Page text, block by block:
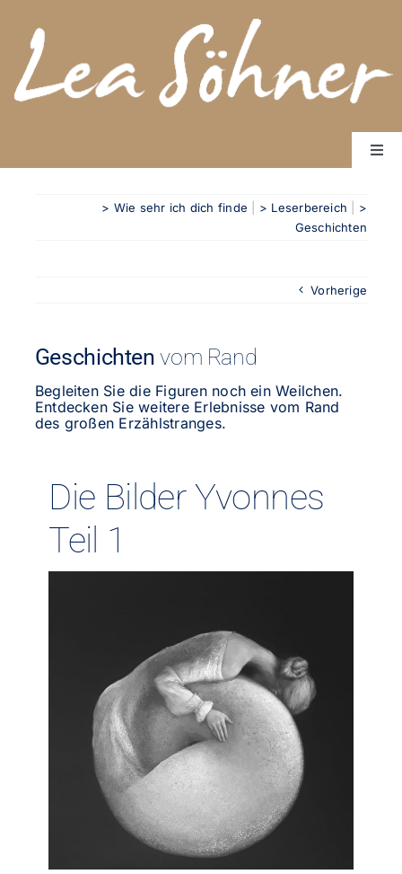
Inhalt
springen
> Wie sehr ich dich finde > Leserbereich
>
Geschichten
Vorherige
Geschichten vom Rand
Begleiten Sie die Figuren noch ein Weilchen.
Entdecken Sie weitere Erlebnisse vom Rand
des großen Erzählstranges.
Die Bilder Yvonnes
Teil 1